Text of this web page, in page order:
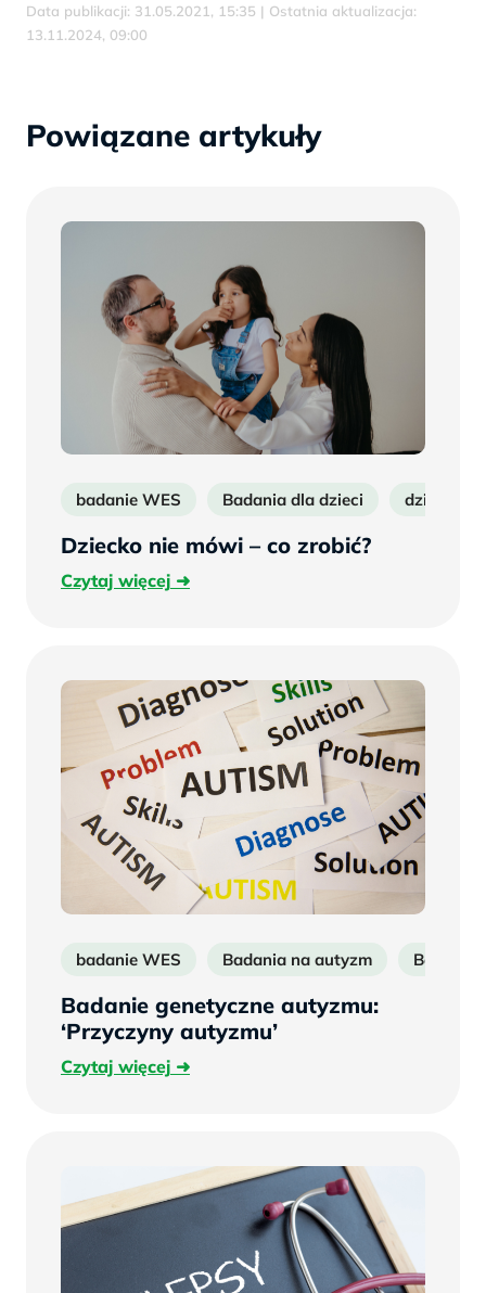
Data publikacji: 31.05.2021, 15:35 | Ostatnia aktualizacja:
13.11.2024, 09:00
Powiązane artykuły
badanie WES Badania dla dzieci dziecko
Dziecko nie mówi – co zrobić?
Czytaj więcejCzytaj
badanie WES Badania na autyzm Badania
Badanie genetyczne autyzmu:
‘Przyczyny autyzmu’
Czytaj więcejCzytaj